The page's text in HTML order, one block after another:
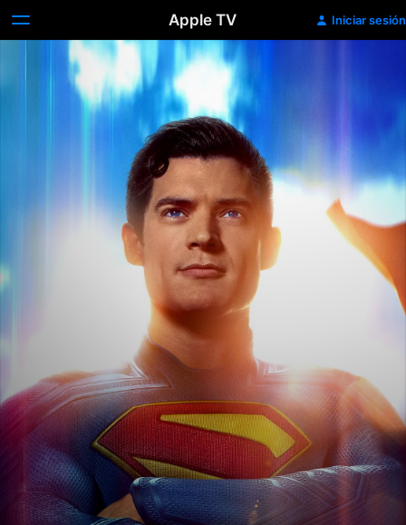
Apple TV Iniciar sesión